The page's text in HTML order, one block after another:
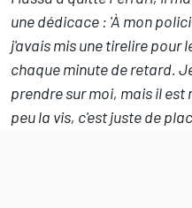
une dédicace : 'À mon
j'avais mis une tirelire pour
chaque minute de retard.
prendre sur moi, mais il est
peu la vis, c'est juste de